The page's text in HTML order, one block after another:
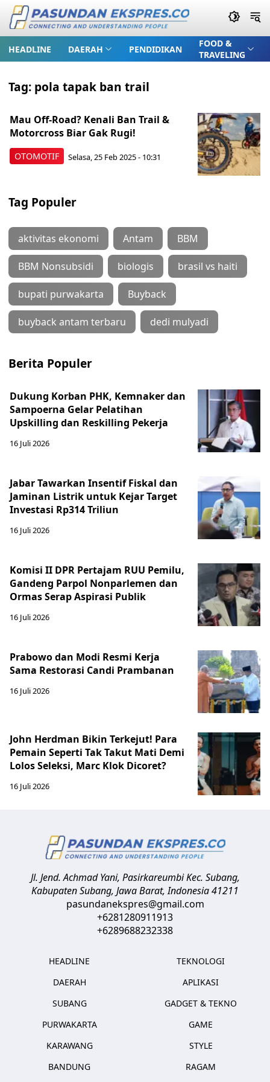
HEADLINE DAERAH PENDIDIKAN
FOOD &
TRAVELING
Tag: pola tapak ban trail
OTOMOTIF
Mau Off-Road? Kenali Ban Trail &
Motorcross Biar Gak Rugi!
Selasa, 25 Feb 2025 - 10:31
Tag Populer
aktivitas ekonomi Antam BBM
BBM Nonsubsidi biologis brasil vs haiti
bupati purwakarta Buyback
buyback antam terbaru dedi mulyadi
Berita Populer
Dukung Korban PHK, Kemnaker dan
Sampoerna Gelar Pelatihan
Upskilling dan Reskilling Pekerja
16 Juli 2026
Jabar Tawarkan Insentif Fiskal dan
Jaminan Listrik untuk Kejar Target
Investasi Rp314 Triliun
16 Juli 2026
Komisi II DPR Pertajam RUU Pemilu,
Gandeng Parpol Nonparlemen dan
Ormas Serap Aspirasi Publik
16 Juli 2026
Prabowo dan Modi Resmi Kerja
Sama Restorasi Candi Prambanan
16 Juli 2026
John Herdman Bikin Terkejut! Para
Pemain Seperti Tak Takut Mati Demi
Lolos Seleksi, Marc Klok Dicoret?
16 Juli 2026
Jl. Jend. Achmad Yani, Pasirkareumbi Kec. Subang,
Kabupaten Subang, Jawa Barat,Indonesia41211
pasundanekspres@gmail.com
+6281280911913
+6289688232338
HEADLINE
DAERAH
SUBANG
PURWAKARTA
KARAWANG
BANDUNG
TEKNOLOGI
APLIKASI
GADGET & TEKNO
GAME
STYLE
RAGAM